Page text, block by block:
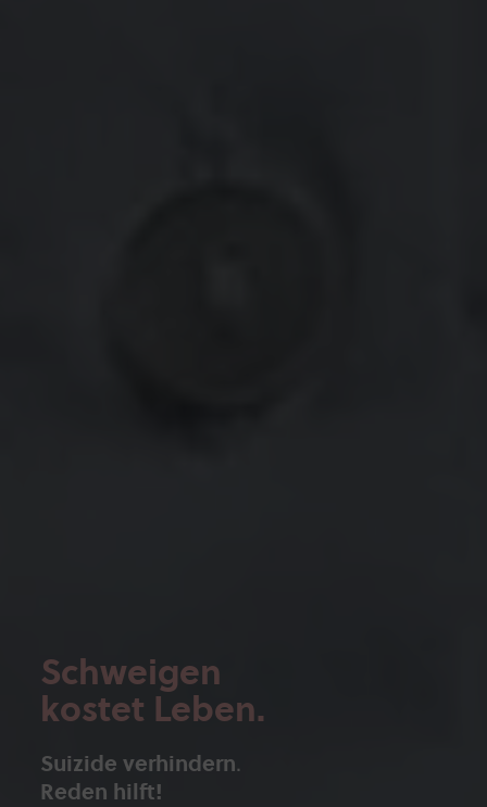
Schweigen
kostet Leben.
Suizide verhindern.
Reden hilft!